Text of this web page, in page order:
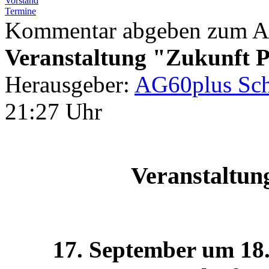
Termine
Kommentar abgeben zum
Veranstaltung "Zukunft
Herausgeber: AG60plus
21:27 Uhr
17. September um